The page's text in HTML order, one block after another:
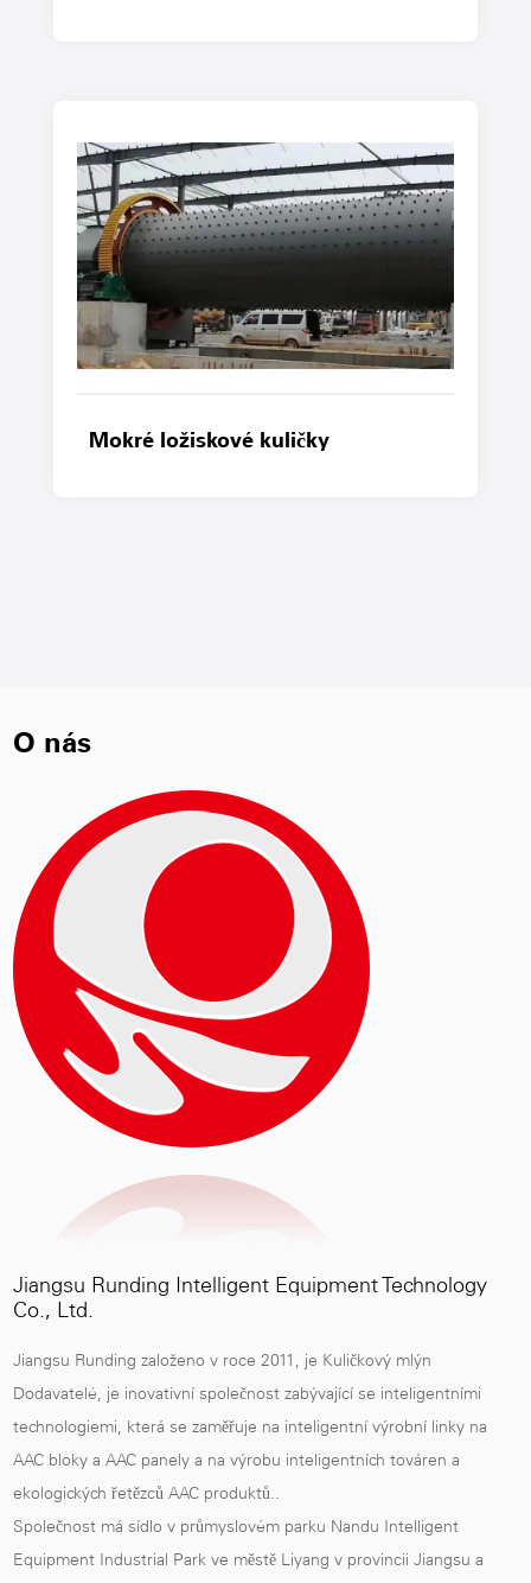
Mokré ložiskové kuličky
O nás
Jiangsu Runding Intelligent Equipment Technology
Co., Ltd.
Jiangsu Runding založeno v roce 2011, je Kuličkový mlýn
Dodavatelé, je inovativní společnost zabývající se inteligentními
technologiemi, která se zaměřuje na inteligentní výrobní linky na
AAC bloky a AAC panely a na výrobu inteligentních továren a
ekologických řetězců AAC produktů..
Společnost má sídlo v průmyslovém parku Nandu Intelligent
Equipment Industrial Park ve městě Liyang v provincii Jiangsu a